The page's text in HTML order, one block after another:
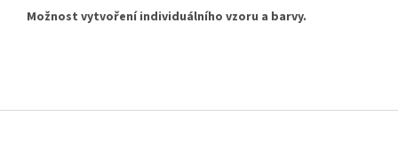
Možnost vytvoření individuálního vzoru a barvy.